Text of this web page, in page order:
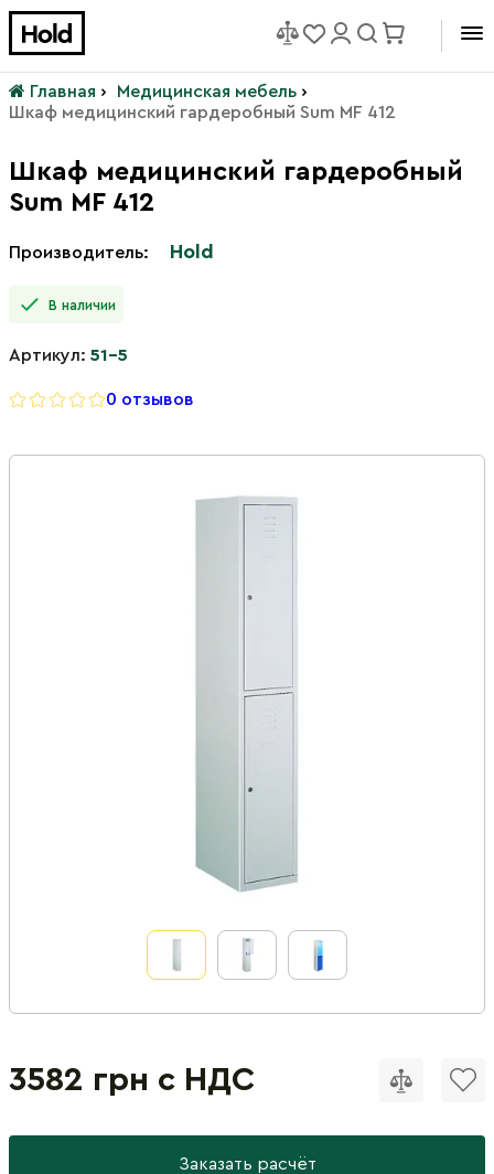
Главная › Медицинская мебель ›
Шкаф медицинский гардеробный Sum MF 412
Шкаф медицинский гардеробный
Sum MF 412
Производитель: Hold
В наличии
Артикул: 51-5
0 отзывов
3582 грн с НДС
Заказать расчёт